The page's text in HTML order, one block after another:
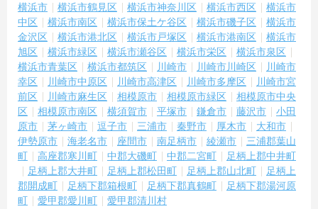
な医療処置は看護師が担当するため負担が減ります
・介護スタッフと看護スタッフの比率が1対1で相談しやすく、初任
者研修や実務者研修からでも着実に専門性を高められます
＜残業月7時間以下で身体の負担を軽減！＞
・常勤で働くスタッフの比率が90パーセント以上と高く、急なシフ
ト変更や無理な長時間勤務が発生しにくい人員体制です
・訪問スケジュールに沿って施設内でのケアを行うため、月平均の
残業時間は5時間から7時間程度とかなり少なめに抑えられます
・夜勤明けの翌日は原則としてお休みとなるシフト編成が組まれて
おり、しっかりと休息を取りながら長期的な就業が可能です
＜評価制度でキャリアアップ＞
・介護福祉士や初任者研修などの資格や実務経験、夜勤回数がしっ
かりと給与に反映されるためモチベーションを維持できます
・年次を問わずリーダーや主任などのマネジメント職へ昇格する事
例も多数あり、腰を据えて長期的なキャリア形成が可能です
横浜市 横浜市鶴見区 横浜市神奈川区 横浜市西区
横浜市
中区
横浜市南区 横浜市保土ケ谷区 横浜市磯子区
横浜市
金沢区
横浜市港北区 横浜市戸塚区 横浜市港南区
横浜市
旭区
横浜市緑区 横浜市瀬谷区 横浜市栄区
横浜市泉区
横浜市青葉区
横浜市都筑区 川崎市 川崎市川崎区
川崎市
幸区
川崎市中原区 川崎市高津区 川崎市多摩区
川崎市宮
前区
川崎市麻生区 相模原市 相模原市緑区
相模原市中央
区
相模原市南区 横須賀市 平塚市 鎌倉市 藤沢市
小田
原市
茅ヶ崎市 逗子市 三浦市 秦野市 厚木市
大和市
伊勢原市
海老名市 座間市 南足柄市 綾瀬市
三浦郡葉山
町
高座郡寒川町 中郡大磯町 中郡二宮町
足柄上郡中井町
足柄上郡大井町
足柄上郡松田町 足柄上郡山北町
足柄上
郡開成町
足柄下郡箱根町 足柄下郡真鶴町
足柄下郡湯河原
町
愛甲郡愛川町 愛甲郡清川村